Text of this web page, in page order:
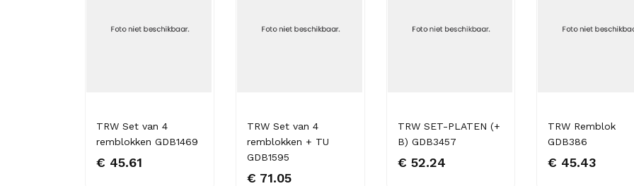
TRW Set van 4
remblokken GDB1469
€ 45.61
TRW Set van 4
remblokken + TU
GDB1595
€ 71.05
TRW SET-PLATEN (+
B) GDB3457
€ 52.24
TRW Remblok
GDB386
€ 45.43